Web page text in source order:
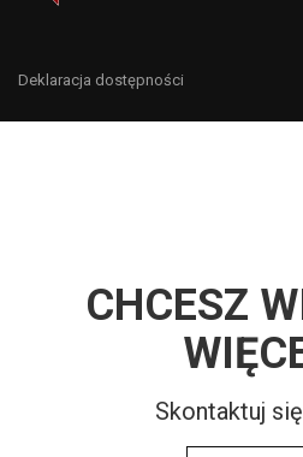
Deklaracja dostępności
CHCESZ
Skontaktuj